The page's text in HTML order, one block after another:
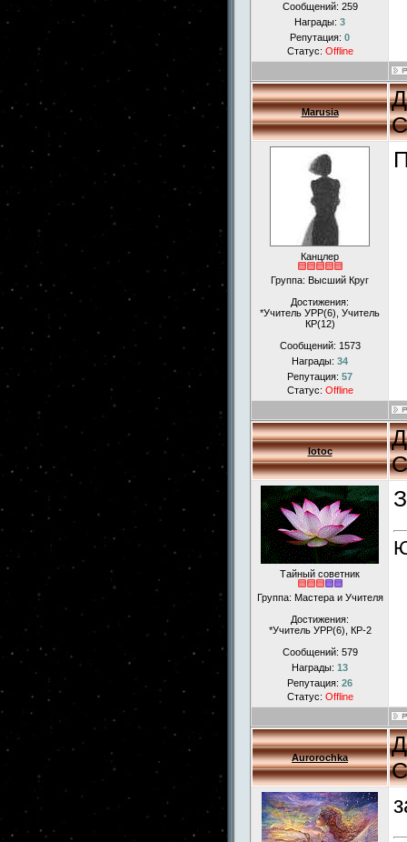
Сообщений: 259
Награды: 3
Репутация: 0
Статус: Offline
Marusia
Канцлер
Группа: Высший Круг
Достижения:
*Учитель УРР(6), Учитель
КР(12)
Сообщений: 1573
Награды: 34
Репутация: 57
Статус: Offline
lotoc
Тайный советник
Группа: Мастера и Учителя
Достижения:
*Учитель УРР(6), КР-2
Сообщений: 579
Награды: 13
Репутация: 26
Статус: Offline
Aurorochka